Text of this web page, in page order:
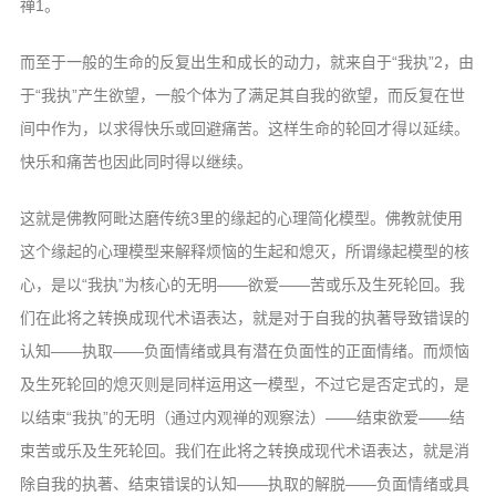
禅1。
而至于一般的生命的反复出生和成长的动力，就来自于“我执”2，由
于“我执”产生欲望，一般个体为了满足其自我的欲望，而反复在世
间中作为，以求得快乐或回避痛苦。这样生命的轮回才得以延续。
快乐和痛苦也因此同时得以继续。
这就是佛教阿毗达磨传统3里的缘起的心理简化模型。佛教就使用
这个缘起的心理模型来解释烦恼的生起和熄灭，所谓缘起模型的核
心，是以“我执”为核心的无明——欲爱——苦或乐及生死轮回。我
们在此将之转换成现代术语表达，就是对于自我的执著导致错误的
认知——执取——负面情绪或具有潜在负面性的正面情绪。而烦恼
及生死轮回的熄灭则是同样运用这一模型，不过它是否定式的，是
以结束“我执”的无明（通过内观禅的观察法）——结束欲爱——结
束苦或乐及生死轮回。我们在此将之转换成现代术语表达，就是消
除自我的执著、结束错误的认知——执取的解脱——负面情绪或具